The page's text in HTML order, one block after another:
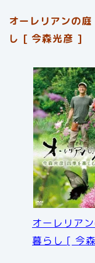
オーレリアンの
し [ 今森光彦 ]
オーレリア
暮らし [ 今